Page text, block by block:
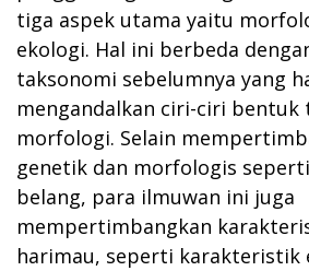
tiga aspek utama yaitu
ekologi. Hal ini berbeda
taksonomi sebelumnya yang
mengandalkan ciri-ciri bentuk
morfologi. Selain
genetik dan morfologis
belang, para ilmuwan ini juga
mempertimbangkan
harimau, seperti karakteristik